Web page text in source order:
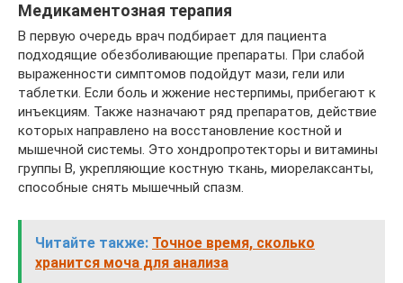
Медикаментозная терапия
В первую очередь врач подбирает для пациента
подходящие обезболивающие препараты. При слабой
выраженности симптомов подойдут мази, гели или
таблетки. Если боль и жжение нестерпимы, прибегают к
инъекциям. Также назначают ряд препаратов, действие
которых направлено на восстановление костной и
мышечной системы. Это хондропротекторы и витамины
группы В, укрепляющие костную ткань, миорелаксанты,
способные снять мышечный спазм.
Читайте также: Точное время, сколько
хранится моча для анализа